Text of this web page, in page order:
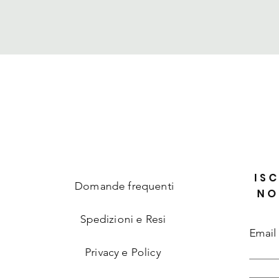
Domande frequenti
Spedizioni e Resi
Privacy e Policy
Email